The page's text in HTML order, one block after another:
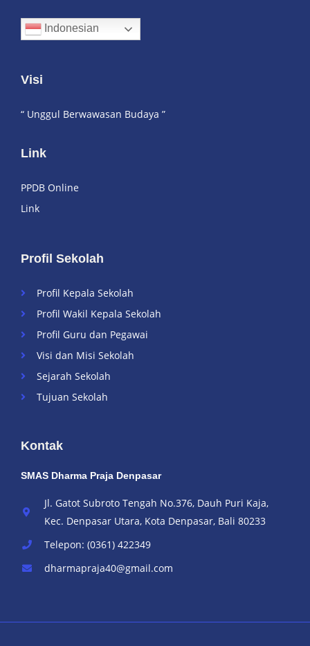
Kontak
SMAS Dharma Praja Denpasar
Jl. Gatot Subroto Tengah No.376, Dauh Puri Kaja,
Kec. Denpasar Utara, Kota Denpasar, Bali 80233
Telepon: (0361) 422349
dharmapraja40@gmail.com
Profil Sekolah
Profil Kepala Sekolah
Profil Wakil Kepala Sekolah
Profil Guru dan Pegawai
Visi dan Misi Sekolah
Sejarah Sekolah
Tujuan Sekolah
Visi
“ Unggul Berwawasan Budaya ”
Link
PPDB Online
Link
Indonesian